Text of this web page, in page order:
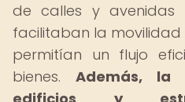
de calles y avenidas
facilitaban la
permitían un flujo
bienes.Además, la